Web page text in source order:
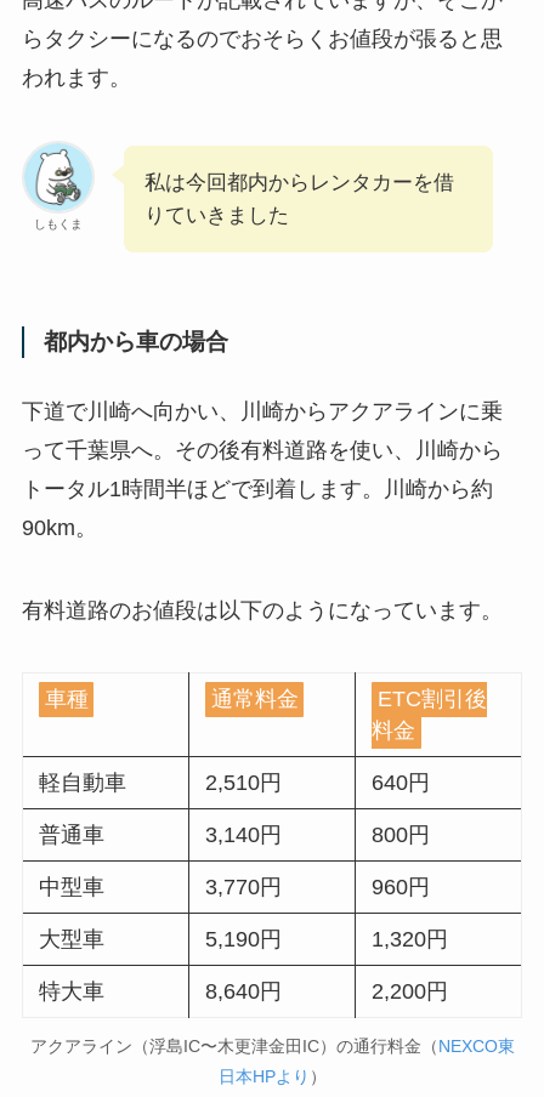
らタクシーになるのでおそらくお値段が張ると思
われます。
しもくま
私は今回都内からレンタカーを借
りていきました
都内から車の場合
下道で川崎へ向かい、川崎からアクアラインに乗
って千葉県へ。その後有料道路を使い、川崎から
トータル1時間半ほどで到着します。川崎から約
90km。
有料道路のお値段は以下のようになっています。
車種 通常料金
ETC割引後
料金
軽自動車 2,510円 640円
普通車 3,140円 800円
中型車 3,770円 960円
大型車 5,190円 1,320円
特大車 8,640円 2,200円
アクアライン（浮島IC〜木更津金田IC）の通行料金（NEXCO東
日本HPより ）